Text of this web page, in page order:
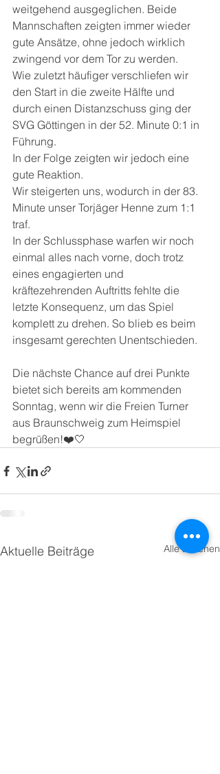
weitgehend ausgeglichen. Beide
Mannschaften zeigten immer wieder
gute Ansätze, ohne jedoch wirklich
zwingend vor dem Tor zu werden.
Wie zuletzt häufiger verschliefen wir
den Start in die zweite Hälfte und
durch einen Distanzschuss ging der
SVG Göttingen in der 52. Minute 0:1 in
Führung.
In der Folge zeigten wir jedoch eine
gute Reaktion.
Wir steigerten uns, wodurch in der 83.
Minute unser Torjäger Henne zum 1:1
traf.
In der Schlussphase warfen wir noch
einmal alles nach vorne, doch trotz
eines engagierten und
kräftezehrenden Auftritts fehlte die
letzte Konsequenz, um das Spiel
komplett zu drehen. So blieb es beim
insgesamt gerechten Unentschieden.
Die nächste Chance auf drei Punkte
bietet sich bereits am kommenden
Sonntag, wenn wir die Freien Turner
aus Braunschweig zum Heimspiel
begrüßen!❤️🤍
Aktuelle Beiträge Alle ansehen